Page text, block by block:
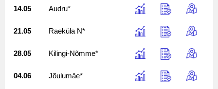
14.05 Audru*
21.05 Raeküla N*
28.05 Kilingi-Nõmme*
04.06 Jõulumäe*